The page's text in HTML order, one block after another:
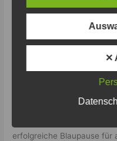
Schreibe einen Kommentar
Im Leuchtturmprojekt
ehrenamtlich engagierte
bedarfsgerecht digitale
Kompetenz. Sie nutzen
erfolgreiche Blaupause für
✕